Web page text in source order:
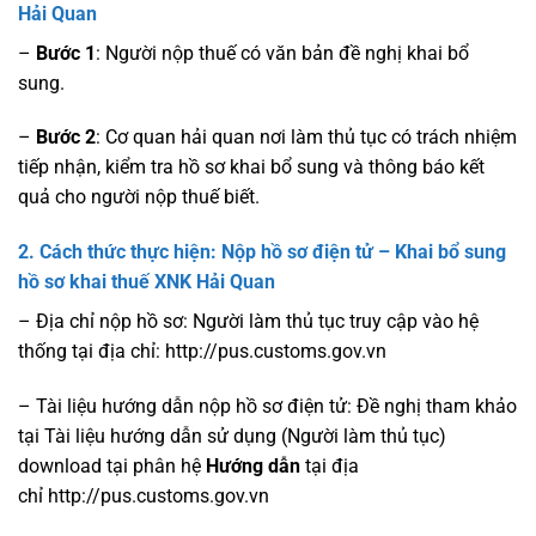
Hải Quan
– Bước 1: Người nộp thuế có văn bản đề nghị khai bổ
sung.
– Bước 2: Cơ quan hải quan nơi làm thủ tục có trách nhiệm
tiếp nhận, kiểm tra hồ sơ khai bổ sung và thông báo kết
quả cho người nộp thuế biết.
2. Cách thức thực hiện: Nộp hồ sơ điện tử – Khai bổ sung
hồ sơ khai thuế XNK Hải Quan
– Địa chỉ nộp hồ sơ: Người làm thủ tục truy cập vào hệ
thống tại địa chỉ: http://pus.customs.gov.vn
– Tài liệu hướng dẫn nộp hồ sơ điện tử: Đề nghị tham khảo
tại Tài liệu hướng dẫn sử dụng (Người làm thủ tục)
download tại phân hệ Hướng dẫn tại địa
chỉ http://pus.customs.gov.vn